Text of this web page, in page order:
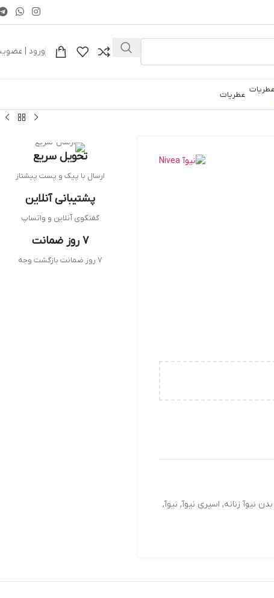
ورود |
عطریات
نیوآ زنانه, اسپری نیوآ, نیوآ,
تحویل سریع
ارسال با پیک و پست پیشتاز
پشتیبانی آنلاین
گفتگوی آنلاین و واتساپ
7 روز ضمانت
7 روز ضمانت بازگشت وجه